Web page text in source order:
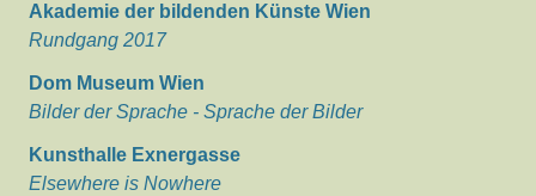
Akademie der bildenden Künste Wien
Rundgang 2017
Dom Museum Wien
Bilder der Sprache - Sprache der Bilder
Kunsthalle Exnergasse
Elsewhere is Nowhere